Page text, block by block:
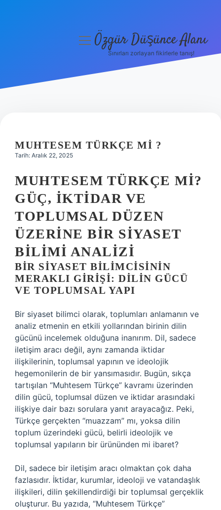
Hakkımızda
menüyüÖzgür Düşünce Alanı
Sınırları zorlayan fikirlerle tanış!
MUHTESEM TÜRKÇE MI ?
Tarih: Aralık 22, 2025
MUHTESEM TÜRKÇE MI?
GÜÇ, İKTIDAR VE
TOPLUMSAL DÜZEN
ÜZERINE BIR SIYASET
BILIMI ANALIZI
BIR SIYASET BILIMCISININ
MERAKLI GIRIŞI: DILIN GÜCÜ
VE TOPLUMSAL YAPI
Bir siyaset bilimci olarak, toplumları anlamanın ve
analiz etmenin en etkili yollarından birinin dilin
gücünü incelemek olduğuna inanırım. Dil, sadece
iletişim aracı değil, aynı zamanda iktidar
ilişkilerinin, toplumsal yapının ve ideolojik
hegemonilerin de bir yansımasıdır. Bugün, sıkça
tartışılan “Muhtesem Türkçe” kavramı üzerinden
dilin gücü, toplumsal düzen ve iktidar arasındaki
ilişkiye dair bazı sorulara yanıt arayacağız. Peki,
Türkçe gerçekten “muazzam” mı, yoksa dilin
toplum üzerindeki gücü, belirli ideolojik ve
toplumsal yapıların bir ürününden mi ibaret?
Dil, sadece bir iletişim aracı olmaktan çok daha
fazlasıdır. İktidar, kurumlar, ideoloji ve vatandaşlık
ilişkileri, dilin şekillendirdiği bir toplumsal gerçeklik
oluşturur. Bu yazıda, “Muhtesem Türkçe”